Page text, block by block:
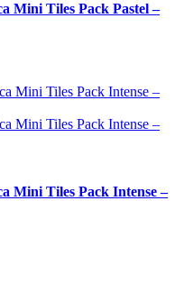
Mini Tiles Pack Pastel –
Mini Tiles Pack Intense –